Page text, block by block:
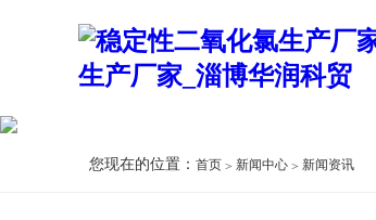
您现在的位置： 首页 新闻中心 新闻资讯